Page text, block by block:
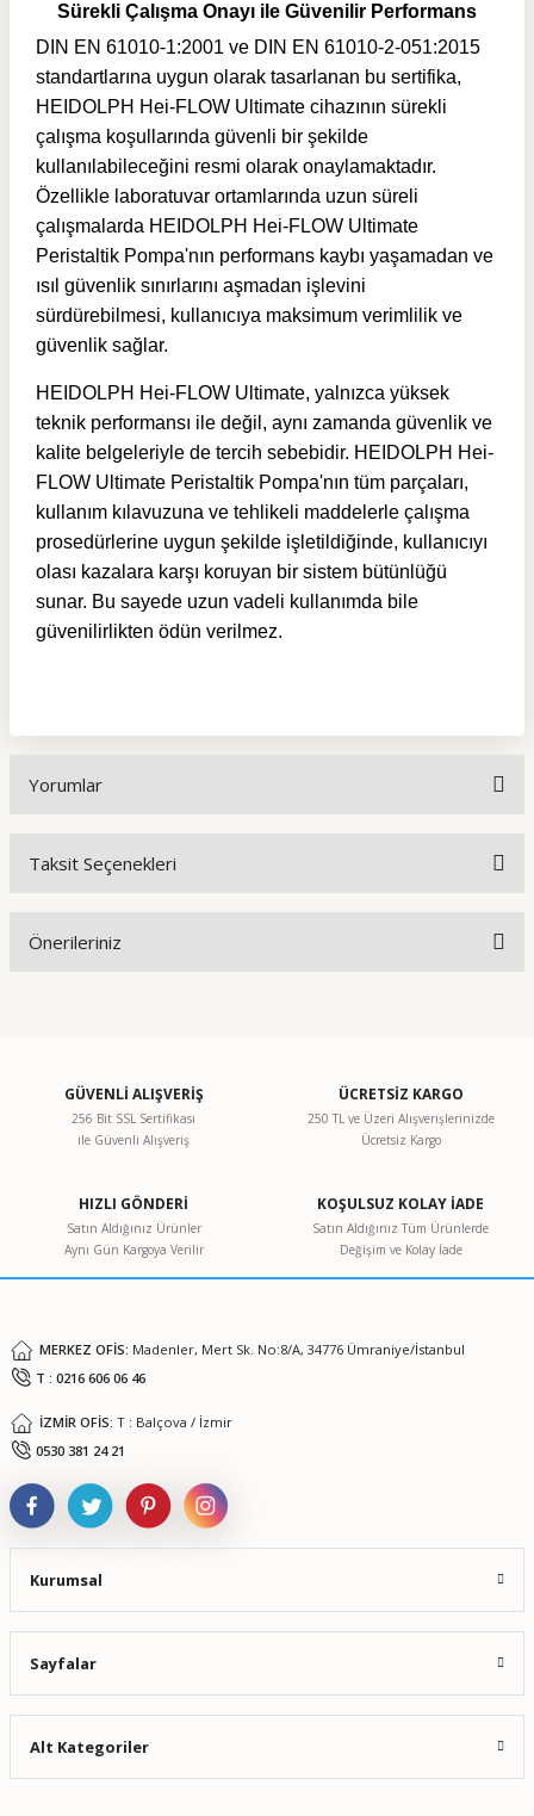
Sürekli Çalışma Onayı ile Güvenilir Performans
DIN EN 61010-1:2001 ve DIN EN 61010-2-051:2015
standartlarına uygun olarak tasarlanan bu sertifika,
HEIDOLPH Hei-FLOW Ultimate cihazının sürekli
çalışma koşullarında güvenli bir şekilde
kullanılabileceğini resmi olarak onaylamaktadır.
Özellikle laboratuvar ortamlarında uzun süreli
çalışmalarda HEIDOLPH Hei-FLOW Ultimate
Peristaltik Pompa'nın performans kaybı yaşamadan ve
ısıl güvenlik sınırlarını aşmadan işlevini
sürdürebilmesi, kullanıcıya maksimum verimlilik ve
güvenlik sağlar.
HEIDOLPH Hei-FLOW Ultimate, yalnızca yüksek
teknik performansı ile değil, aynı zamanda güvenlik ve
kalite belgeleriyle de tercih sebebidir. HEIDOLPH Hei-
FLOW Ultimate Peristaltik Pompa'nın tüm parçaları,
kullanım kılavuzuna ve tehlikeli maddelerle çalışma
prosedürlerine uygun şekilde işletildiğinde, kullanıcıyı
olası kazalara karşı koruyan bir sistem bütünlüğü
sunar. Bu sayede uzun vadeli kullanımda bile
güvenilirlikten ödün verilmez.
Yorumlar
Taksit Seçenekleri
Önerileriniz
Görüş ve önerileriniz için teşekkür ederiz.
Ürün resmi kalitesiz, bozuk veya görüntülenemiyor.
Ürün bilgilerinde hatalar bulunuyor.
Ürün fiyatı diğer sitelerden daha pahalı.
GÜVENLİ ALIŞVERİŞ
256 Bit SSL Sertifikası
ile Güvenli Alışveriş
ÜCRETSİZ KARGO
250 TL ve Üzeri Alışverişlerinizde
Ücretsiz Kargo
HIZLI GÖNDERİ
Satın Aldığınız Ürünler
Aynı Gün Kargoya Verilir
KOŞULSUZ KOLAY İADE
Satın Aldığınız Tüm Ürünlerde
Değişim ve Kolay İade
MERKEZ OFİS: Madenler, Mert Sk. No:8/A, 34776 Ümraniye/İstanbul
T : 0216 606 06 46
İZMİR OFİS: T : Balçova / İzmir
0530 381 24 21
Kurumsal
Sayfalar
Alt Kategoriler